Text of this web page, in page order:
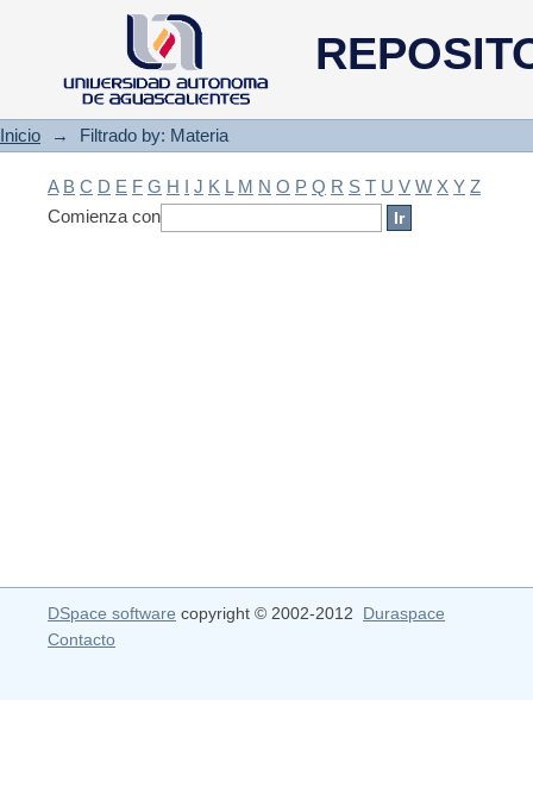
Filtrado by: Materia
Inicio → Filtrado by: Materia
A B C D E F G H I J K L M N O P Q R S T U V W X Y Z
Comienza con
DSpace software copyright © 2002-2012 Duraspace
Contacto